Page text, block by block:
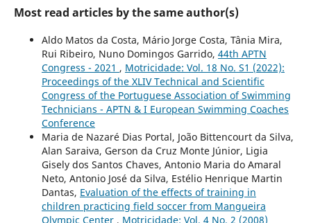
Most read articles by the same author(s)
Aldo Matos da Costa, Mário Jorge Costa, Tânia Mira,
Rui Ribeiro, Nuno Domingos Garrido, 44th APTN
Congress - 2021 , Motricidade: Vol. 18 No. S1 (2022):
Proceedings of the XLIV Technical and Scientific
Congress of the Portuguese Association of Swimming
Technicians - APTN & I European Swimming Coaches
Conference
Maria de Nazaré Dias Portal, João Bittencourt da Silva,
Alan Saraiva, Gerson da Cruz Monte Júnior, Ligia
Gisely dos Santos Chaves, Antonio Maria do Amaral
Neto, Antonio José da Silva, Estélio Henrique Martin
Dantas, Evaluation of the effects of training in
children practicing field soccer from Mangueira
Olympic Center , Motricidade: Vol. 4 No. 2 (2008)